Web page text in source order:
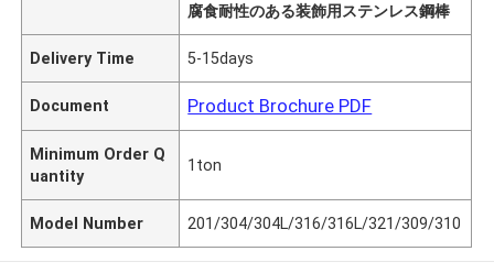
腐食耐性のある装飾用ステンレス鋼棒
Delivery Time 5-15days
Document Product Brochure PDF
Minimum Order Q
uantity
1ton
Model Number 201/304/304L/316/316L/321/309/310